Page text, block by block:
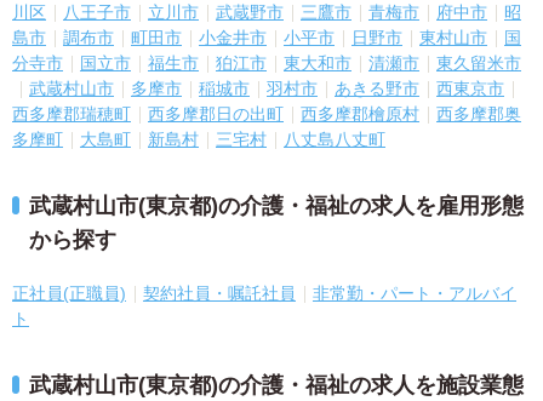
川区
八王子市 立川市 武蔵野市 三鷹市 青梅市 府中市
昭
島市
調布市 町田市 小金井市 小平市 日野市 東村山市
国
分寺市
国立市 福生市 狛江市 東大和市 清瀬市
東久留米市
武蔵村山市
多摩市 稲城市 羽村市 あきる野市
西東京市
西多摩郡瑞穂町
西多摩郡日の出町 西多摩郡檜原村
西多摩郡奥
多摩町
大島町 新島村 三宅村 八丈島八丈町
武蔵村山市(東京都)の介護・福祉の求人を雇用形態
から探す
正社員(正職員) 契約社員・嘱託社員
非常勤・パート・アルバイ
ト
武蔵村山市(東京都)の介護・福祉の求人を施設業態